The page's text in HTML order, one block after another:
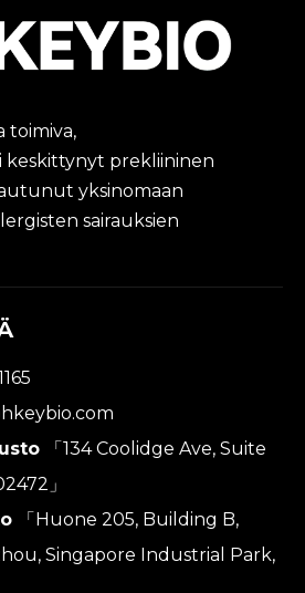
toimiva,
keskittynyt prekliininen
yksinomaan
sairauksien
「134 Coolidge Ave, Suite
」
「Huone 205, Building B,
Singapore Industrial Park,